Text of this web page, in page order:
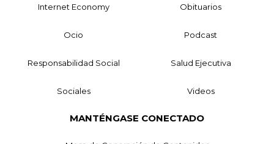
Internet Economy Obituarios
Ocio Podcast
Responsabilidad Social Salud Ejecutiva
Sociales Videos
MANTÉNGASE CONECTADO